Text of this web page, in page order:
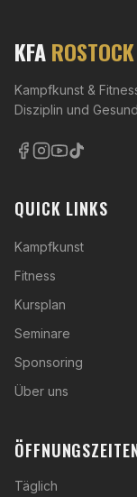
KFAROSTOCK
Kampfkunst &
Disziplin und
QUICK LINKS
Kampfkunst
Fitness
Kursplan
Seminare
Sponsoring
Über uns
Täglich